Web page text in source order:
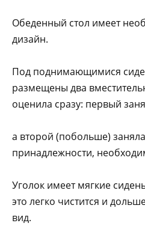
Обеденный стол имеет
дизайн.
Под поднимающимися
размещены два
оценила сразу: первый
а второй (побольше)
принадлежности,
Уголок имеет мягкие
это легко чистится и
вид.